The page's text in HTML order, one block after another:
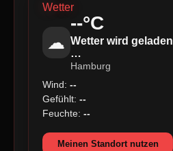
Wetter
☁
--°C
Wetter wird geladen
…
Hamburg
Wind: --
Gefühlt: --
Feuchte: --
Meinen Standort nutzen